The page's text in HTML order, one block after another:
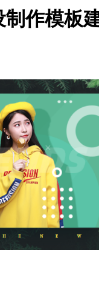
作模板